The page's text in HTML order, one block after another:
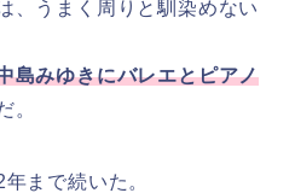
、うまく周りと馴染めない
島みゆきにバレエとピアノ
。
まで続いた。